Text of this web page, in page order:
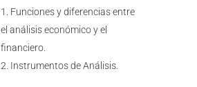
Funciones y diferencias entre
el análisis económico y el
financiero.
Instrumentos de Análisis.